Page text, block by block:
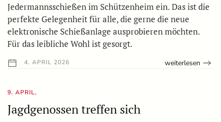
Jedermannsschießen im Schützenheim ein. Das ist die
perfekte Gelegenheit für alle, die gerne die neue
elektronische Schießanlage ausprobieren möchten.
Für das leibliche Wohl ist gesorgt.
4. APRIL 2026 weiterlesen
9. APRIL,
Jagdgenossen treffen sich